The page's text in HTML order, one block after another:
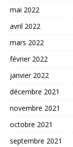
mai 2022
avril 2022
mars 2022
février 2022
janvier 2022
décembre 2021
novembre 2021
octobre 2021
septembre 2021